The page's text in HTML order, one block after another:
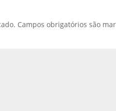
Campos obrigatórios são